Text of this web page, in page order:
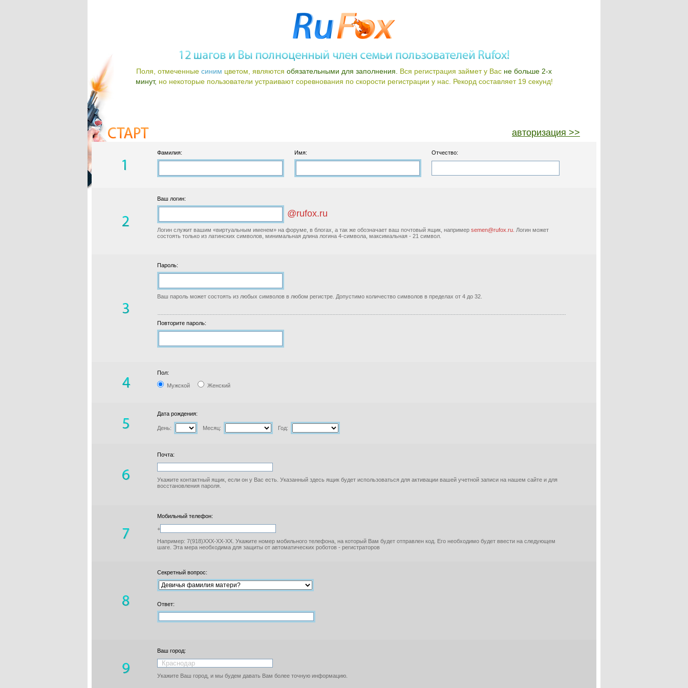
Поля, отмеченные синим цветом, являются обязательными для заполнения. Вся регистрация займет у Вас не больше 2-х
минут, но некоторые пользователи устраивают соревнования по скорости регистрации у нас. Рекорд составляет 19 секунд!
авторизация >>
Фамилия: Имя: Отчество:
Ваш логин:
@rufox.ru
Логин служит вашим «виртуальным именем» на форуме, в блогах, а так же обозначает ваш почтовый ящик, например semen@rufox.ru. Логин может
состоять только из латинских символов, минимальная длина логина 4-символа, максимальная - 21 символ.
Пароль:
Ваш пароль может состоять из любых символов в любом регистре. Допустимо количество символов в пределах от 4 до 32.
Повторите пароль:
Пол:
Мужской Женский
Дата рождения:
День: Месяц: Год:
Почта:
Укажите контактный ящик, если он у Вас есть. Указанный здесь ящик будет использоваться для активации вашей учетной записи на нашем сайте и для
восстановления пароля.
Мобильный телефон:
+
Например: 7(918)XXX-XX-XX. Укажите номер мобильного телефона, на который Вам будет отправлен код. Его необходимо будет ввести на следующем
шаге. Эта мера необходима для защиты от автоматических роботов - регистраторов
Секретный вопрос:
Ответ:
Ваш город:
Укажите Ваш город, и мы будем давать Вам более точную информацию.